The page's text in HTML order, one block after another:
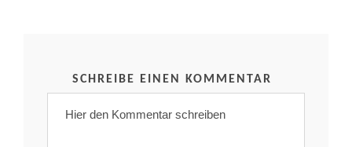
SCHREIBE EINEN KOMMENTAR